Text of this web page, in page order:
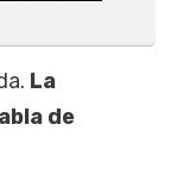
La
de